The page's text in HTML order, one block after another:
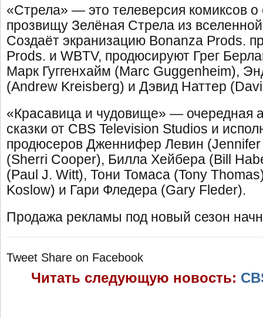
«Стрела» — это телеверсия комиксов о
прозвищу Зелёная Стрела из
Создаёт экранизацию Bonanza Prods.
Prods. и WBTV, продюсируют Грег
Марк Гуггенхайм (Marc Guggenheim),
(Andrew Kreisberg) и Дэвид Наттер
«Красавица и чудовище» — очередная
сказки от CBS Television Studios и
продюсеров Дженнифер Левин
(Sherri Cooper), Билла Хейбера (Bill
(Paul J. Witt), Тони Томаса (Tony
Koslow) и Гари Фледера (Gary Fleder).
Продажа рекламы под новый сезон
Tweet Share on Facebook
Читать следующую новость: